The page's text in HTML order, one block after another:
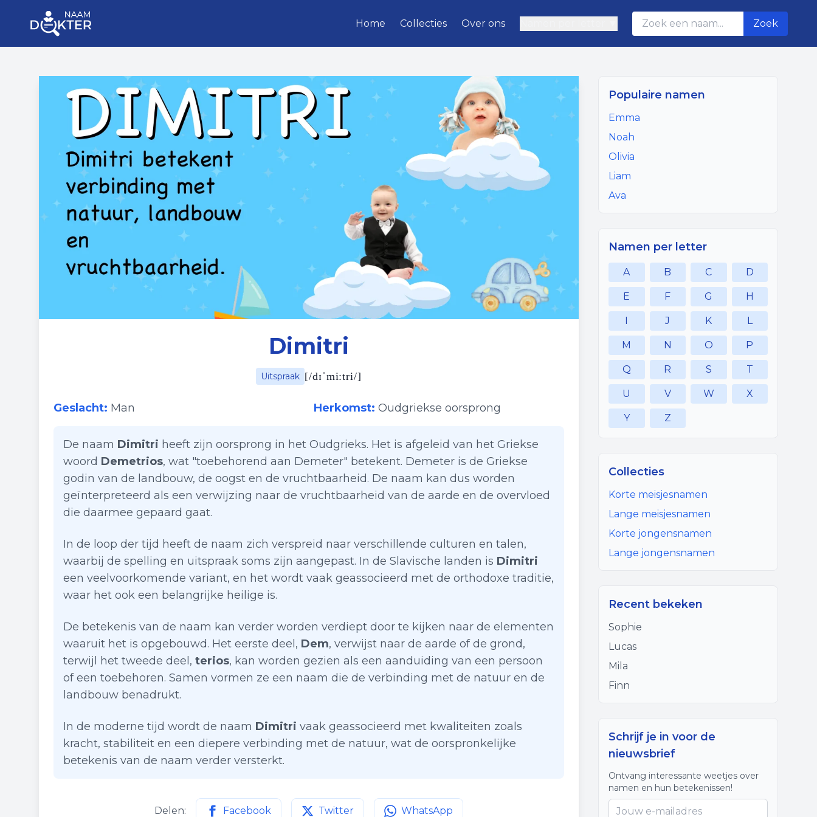
Home Collecties Over ons Zoek
Dimitri
Uitspraak [/dɪˈmiːtri/]
Geslacht: Man Herkomst: Oudgriekse oorsprong
De naam Dimitri heeft zijn oorsprong in het Oudgrieks. Het is afgeleid van het Griekse
woord Demetrios, wat "toebehorend aan Demeter" betekent. Demeter is de Griekse
godin van de landbouw, de oogst en de vruchtbaarheid. De naam kan dus worden
geïnterpreteerd als een verwijzing naar de vruchtbaarheid van de aarde en de overvloed
die daarmee gepaard gaat.
In de loop der tijd heeft de naam zich verspreid naar verschillende culturen en talen,
waarbij de spelling en uitspraak soms zijn aangepast. In de Slavische landen is Dimitri
een veelvoorkomende variant, en het wordt vaak geassocieerd met de orthodoxe traditie,
waar het ook een belangrijke heilige is.
De betekenis van de naam kan verder worden verdiept door te kijken naar de elementen
waaruit het is opgebouwd. Het eerste deel, Dem, verwijst naar de aarde of de grond,
terwijl het tweede deel, terios, kan worden gezien als een aanduiding van een persoon
of een toebehoren. Samen vormen ze een naam die de verbinding met de natuur en de
landbouw benadrukt.
In de moderne tijd wordt de naam Dimitri vaak geassocieerd met kwaliteiten zoals
kracht, stabiliteit en een diepere verbinding met de natuur, wat de oorspronkelijke
betekenis van de naam verder versterkt.
Delen: Facebook Twitter WhatsApp
Populaire namen
Emma
Noah
Olivia
Liam
Ava
Namen per letter
A B C D
E F G H
I J K L
M N O P
Q R S T
U V W X
Y Z
Collecties
Korte meisjesnamen
Lange meisjesnamen
Korte jongensnamen
Lange jongensnamen
Recent bekeken
Sophie
Lucas
Mila
Finn
Schrijf je in voor de
nieuwsbrief
Ontvang interessante weetjes over
namen en hun betekenissen!